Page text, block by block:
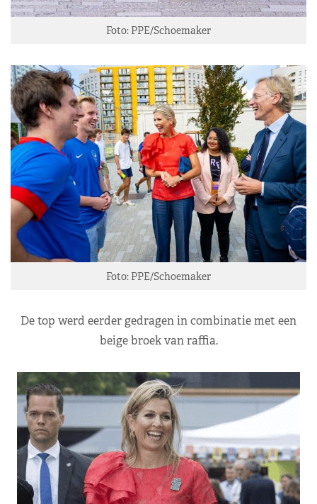
Foto: PPE/Schoemaker
Foto: PPE/Schoemaker
De top werd eerder gedragen in combinatie met een
beige broek van raffia.